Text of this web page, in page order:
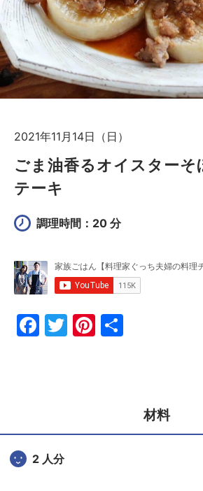
2021年11月14日（日）
ごま油香るオイスターそ
テーキ
調理時間：20 分
F
o
o
T
Pi
材料
2 人分